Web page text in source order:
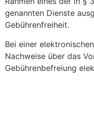
genannten Dienste
Gebührenfreiheit.
Bei einer
Nachweise über das
Gebührenbefreiung